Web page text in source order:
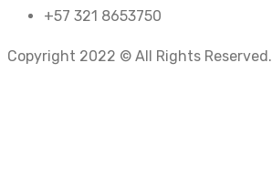
+57 321 8653750
Copyright 2022 © All Rights Reserved.